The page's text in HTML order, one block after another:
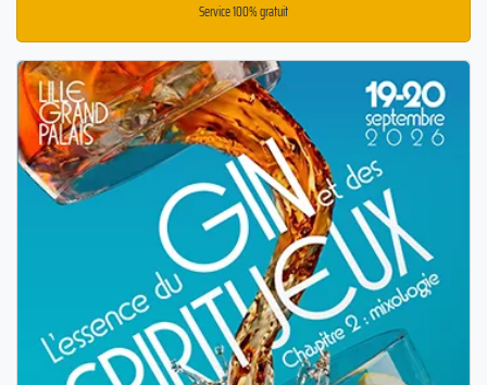
Service 100% gratuit